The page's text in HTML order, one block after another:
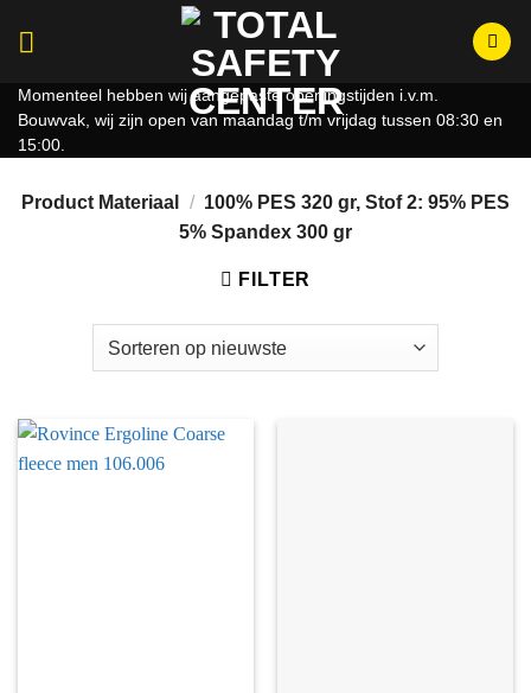
Momenteel hebben wij aangepaste openingstijden i.v.m.
Bouwvak, wij zijn open van maandag t/m vrijdag tussen 08:30 en
15:00.
Product Materiaal / 100% PES 320 gr, Stof 2: 95% PES
5% Spandex 300 gr
FILTER